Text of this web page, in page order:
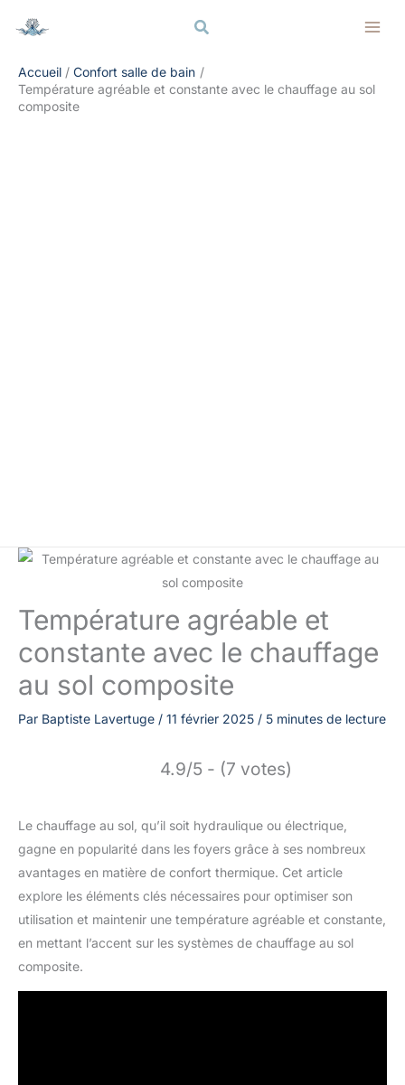
Rechercher
Accueil
Confort salle de bain
Température agréable et constante avec le chauffage au sol
composite
Température agréable et
constante avec le chauffage
au sol composite
Par Baptiste Lavertuge / 11 février 2025 / 5 minutes de lecture
4.9/5 - (7 votes)
Le chauffage au sol, qu’il soit hydraulique ou électrique,
gagne en popularité dans les foyers grâce à ses nombreux
avantages en matière de confort thermique. Cet article
explore les éléments clés nécessaires pour optimiser son
utilisation et maintenir une température agréable et constante,
en mettant l’accent sur les systèmes de chauffage au sol
composite.